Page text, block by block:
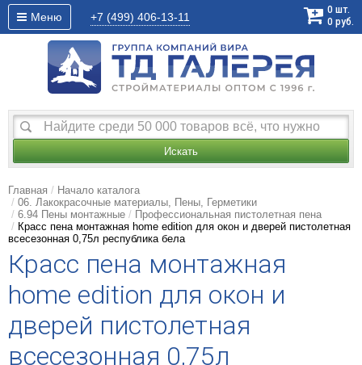
Меню +7 (499) 406-13-11
0 шт.
0 руб.
Искать
Главная
Начало каталога
06. Лакокрасочные материалы, Пены, Герметики
6.94 Пены монтажные
Профессиональная пистолетная пена
Красс пена монтажная home edition для окон и дверей пистолетная
всесезонная 0,75л республика бела
Красс пена монтажная
home edition для окон и
дверей пистолетная
всесезонная 0,75л